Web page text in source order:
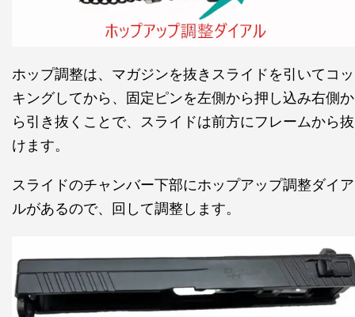
ホップ調整は、マガジンを抜きスライドを引いてコッ
キングしてから、固定ピンを左側から押し込み右側か
ら引き抜くことで、スライドは前方にフレームから抜
けます。
スライドのチャンバー下部にホップアップ調整ダイア
ルがあるので、回して調整します。